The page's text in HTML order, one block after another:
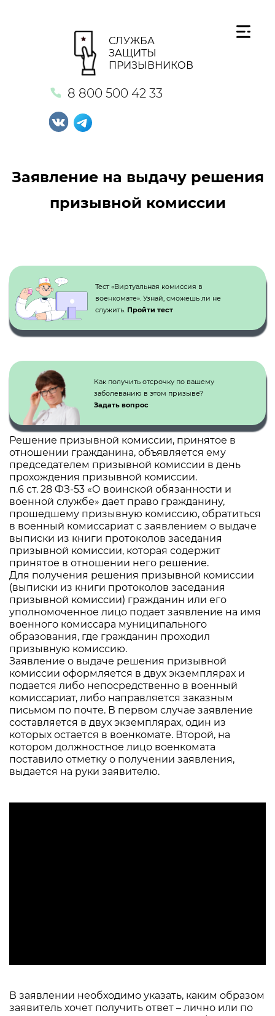
СЛУЖБА
ЗАЩИТЫ
ПРИЗЫВНИКОВ
8 800 500 42 33
Заявление на выдачу решения
призывной комиссии
Тест «Виртуальная комиссия в
военкомате». Узнай, сможешь ли не
служить. Пройти тест
Как получить отсрочку по вашему
заболеванию в этом призыве?
Задать вопрос
Решение призывной комиссии, принятое в
отношении гражданина, объявляется ему
председателем призывной комиссии в день
прохождения призывной комиссии.
п.6 ст. 28 ФЗ-53 «О воинской обязанности и
военной службе» дает право гражданину,
прошедшему призывную комиссию, обратиться
в военный комиссариат с заявлением о выдаче
выписки из книги протоколов заседания
призывной комиссии, которая содержит
принятое в отношении него решение.
Для получения решения призывной комиссии
(выписки из книги протоколов заседания
призывной комиссии) гражданин или его
уполномоченное лицо подает заявление на имя
военного комиссара муниципального
образования, где гражданин проходил
призывную комиссию.
Заявление о выдаче решения призывной
комиссии оформляется в двух экземплярах и
подается либо непосредственно в военный
комиссариат, либо направляется заказным
письмом по почте. В первом случае заявление
составляется в двух экземплярах, один из
которых остается в военкомате. Второй, на
котором должностное лицо военкомата
поставило отметку о получении заявления,
выдается на руки заявителю.
В заявлении необходимо указать, каким образом
заявитель хочет получить ответ – лично или по